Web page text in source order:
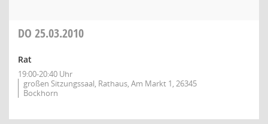
DO 25.03.2010
Rat
19:00-20:40 Uhr
großen Sitzungssaal, Rathaus, Am Markt 1, 26345
Bockhorn